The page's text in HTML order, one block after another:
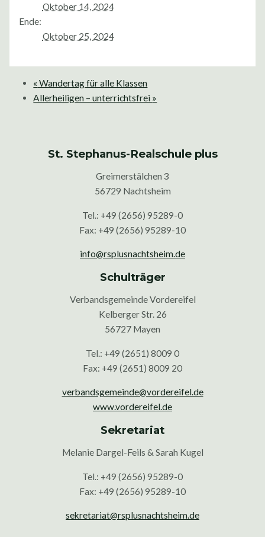
Oktober 14, 2024
Ende:
Oktober 25, 2024
« Wandertag für alle Klassen
Allerheiligen – unterrichtsfrei »
St. Stephanus-Realschule plus
Greimerstälchen 3
56729 Nachtsheim
Tel.: +49 (2656) 95289-0
Fax: +49 (2656) 95289-10
info@rsplusnachtsheim.de
Schulträger
Verbandsgemeinde Vordereifel
Kelberger Str. 26
56727 Mayen
Tel.: +49 (2651) 8009 0
Fax: +49 (2651) 8009 20
verbandsgemeinde@vordereifel.de
www.vordereifel.de
Sekretariat
Melanie Dargel-Feils & Sarah Kugel
Tel.: +49 (2656) 95289-0
Fax: +49 (2656) 95289-10
sekretariat@rsplusnachtsheim.de